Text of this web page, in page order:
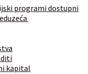
programi dostupni
kapital